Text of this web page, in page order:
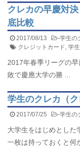
クレカの早慶対
底比較
2017/08/13 -学生の
クレジットカード, 学生
2017年春季リーグの
敗で慶應大学の勝 ...
学生のクレカ（
2017/07/25 -学生の
大学生をはじめとした
一枚は持っておくと何